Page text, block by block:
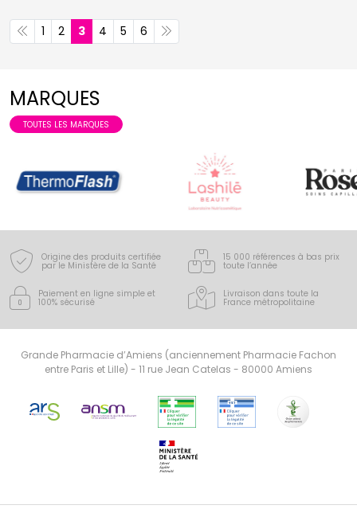
1 2 3 4 5 6
MARQUES
TOUTES LES MARQUES
Origine des produits certifiée
par le Ministère de la Santé
15 000 références à bas prix
toute l’année
Paiement en ligne simple et
100% sécurisé
Livraison dans toute la
France métropolitaine
Grande Pharmacie d’Amiens (anciennement Pharmacie Fachon
entre Paris et Lille) - 11 rue Jean Catelas - 80000 Amiens